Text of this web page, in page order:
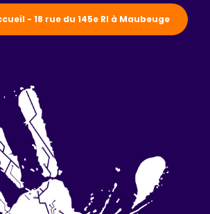
- 18 rue du 145e RI à Maubeuge